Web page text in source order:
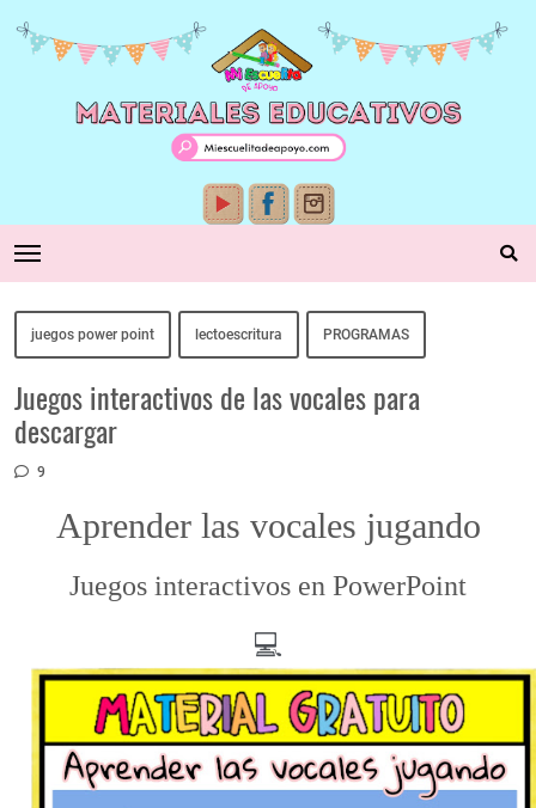
juegos power point lectoescritura PROGRAMAS
Juegos interactivos de las vocales para
descargar
9
Aprender las vocales jugando
Juegos interactivos en PowerPoint
💻